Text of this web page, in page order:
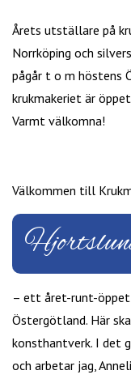
Årets utställare på
Norrköping och
pågår t o m höstens
krukmakeriet är
Varmt välkomna!
Välkommen till
– ett året-runt-öppet
Östergötland. Här
konsthantverk. I det
och arbetar jag,